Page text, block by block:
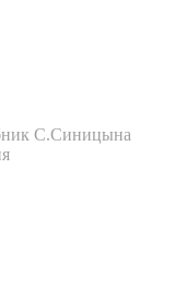
С.Синицына